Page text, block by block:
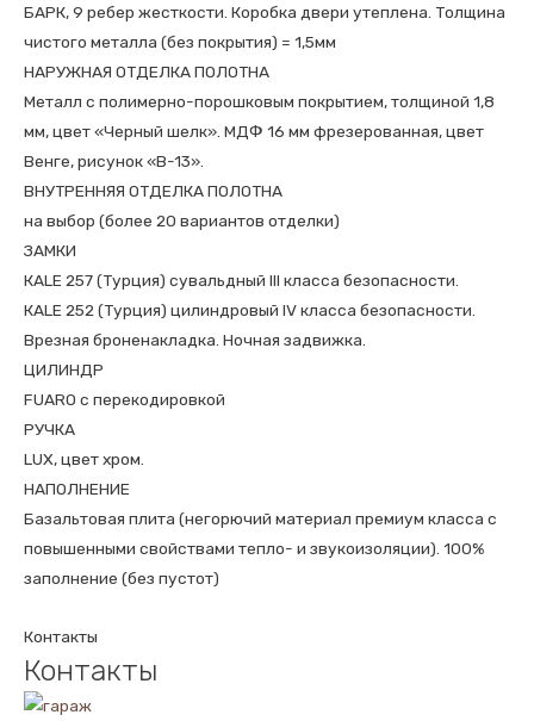
БАРК, 9 ребер жесткости. Коробка двери утеплена. Толщина
чистого металла (без покрытия) = 1,5мм
НАРУЖНАЯ ОТДЕЛКА ПОЛОТНА
Металл с полимерно-порошковым покрытием, толщиной 1,8
мм, цвет «Черный шелк». МДФ 16 мм фрезерованная, цвет
Венге, рисунок «В-13».
ВНУТРЕННЯЯ ОТДЕЛКА ПОЛОТНА
на выбор (более 20 вариантов отделки)
ЗАМКИ
КALE 257 (Турция) сувальдный III класса безопасности.
КALE 252 (Турция) цилиндровый IV класса безопасности.
Врезная броненакладка. Ночная задвижка.
ЦИЛИНДР
FUARO с перекодировкой
РУЧКА
LUX, цвет хром.
НАПОЛНЕНИЕ
Базальтовая плита (негорючий материал премиум класса с
повышенными свойствами тепло- и звукоизоляции). 100%
заполнение (без пустот)
Контакты
Контакты